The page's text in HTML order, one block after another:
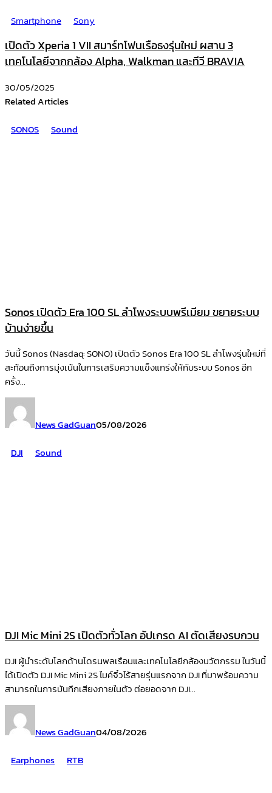
Smartphone
Sony
เปิดตัว Xperia 1 VII สมาร์ทโฟนเรือธงรุ่นใหม่ ผสาน 3
เทคโนโลยีจากกล้อง Alpha, Walkman และทีวี BRAVIA
30/05/2025
Related Articles
SONOS
Sound
Sonos เปิดตัว Era 100 SL ลำโพงระบบพรีเมียม ขยายระบบ
บ้านง่ายขึ้น
วันนี้ Sonos (Nasdaq: SONO) เปิดตัว Sonos Era 100 SL ลำโพงรุ่นใหม่ที่
สะท้อนถึงการมุ่งเน้นในการเสริมความแข็งแกร่งให้กับระบบ Sonos อีก
ครั้ง...
News GadGuan05/08/2026
DJI
Sound
DJI Mic Mini 2S เปิดตัวทั่วโลก อัปเกรด AI ตัดเสียงรบกวน
DJI ผู้นำระดับโลกด้านโดรนพลเรือนและเทคโนโลยีกล้องนวัตกรรม ในวันนี้
ได้เปิดตัว DJI Mic Mini 2S ไมค์จิ๋วไร้สายรุ่นแรกจาก DJI ที่มาพร้อมความ
สามารถในการบันทึกเสียงภายในตัว ต่อยอดจาก DJI...
News GadGuan04/08/2026
Earphones
RTB